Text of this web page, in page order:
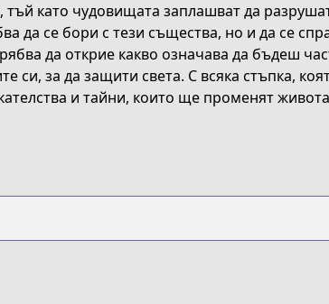
като чудовищата заплашват да
да се бори с тези същества, но и да се
да открие какво означава да бъдеш
си, за да защити света. С всяка стъпка,
и тайни, които ще променят